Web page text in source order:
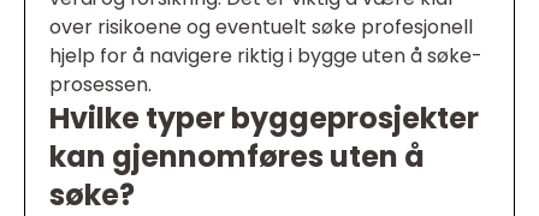
over risikoene og eventuelt søke profesjonell
hjelp for å navigere riktig i bygge uten å søke-
prosessen.
Hvilke typer byggeprosjekter
kan gjennomføres uten å
søke?